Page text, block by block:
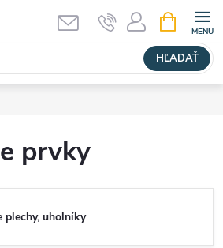
HĽADAŤ
KOŠÍK
prvky
plechy, uholníky